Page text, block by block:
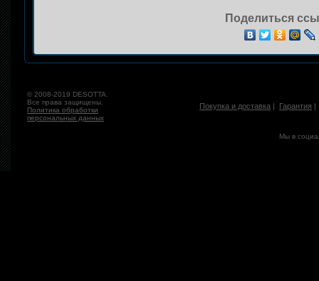
Поделиться
© 2008-2019 DESOTTA.
Все права защищены.
Политика обработки
персональных данных
Покупка и доставка | Гарантия
Мы в